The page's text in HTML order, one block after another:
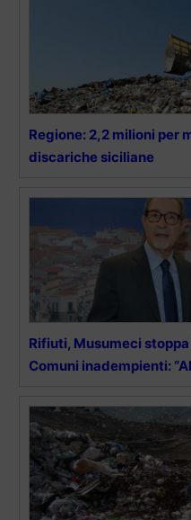
Regione: 2,2 milioni per
discariche siciliane
Rifiuti, Musumeci
Comuni inadempienti: